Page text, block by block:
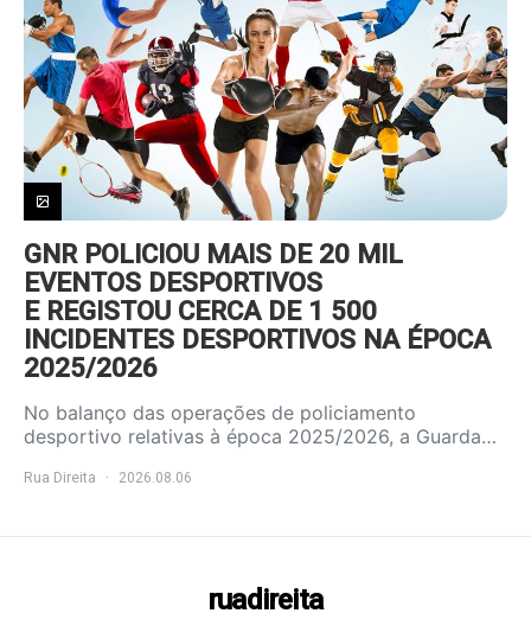
GNR POLICIOU MAIS DE 20 MIL
EVENTOS DESPORTIVOS
E REGISTOU CERCA DE 1 500
INCIDENTES DESPORTIVOS NA ÉPOCA
2025/2026
No balanço das operações de policiamento
desportivo relativas à época 2025/2026, a Guarda…
Rua Direita 2026.08.06
ruadireita